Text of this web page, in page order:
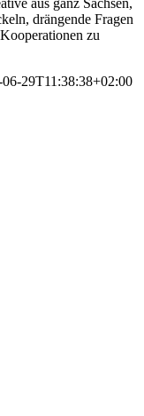
drängende Fragen
zu
06-29T11:38:38+02:00